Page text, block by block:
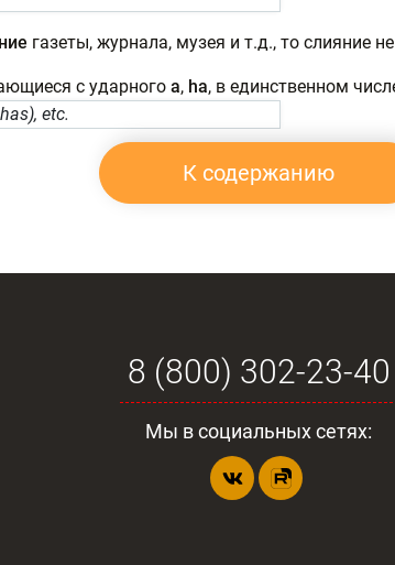
газеты, журнала, музея и т.д., то слияние
с ударного a, ha, в единственном
etc.
К содержанию
8 (800) 302-23-40
Мы в социальных сетях: